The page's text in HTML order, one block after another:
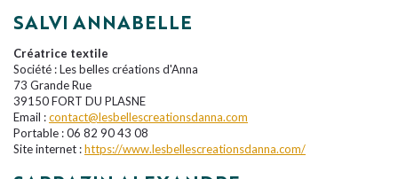
SALVI ANNABELLE
Créatrice textile
Société : Les belles créations d'Anna
73 Grande Rue
39150 FORT DU PLASNE
Email :contact@lesbellescreationsdanna.com
Portable : 06 82 90 43 08
Site internet :https://www.lesbellescreationsdanna.com/